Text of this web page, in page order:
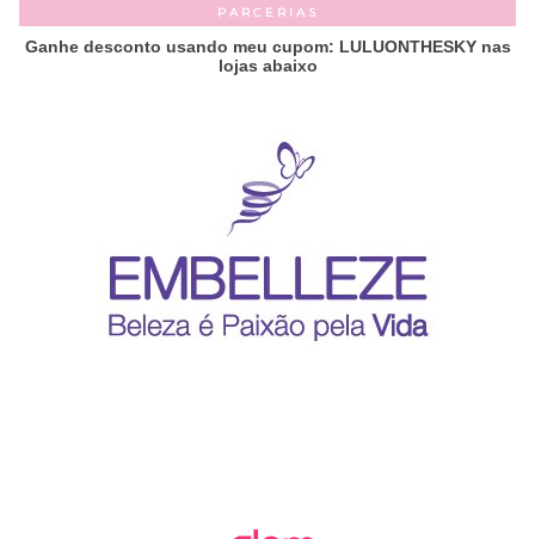
PARCERIAS
Ganhe desconto usando meu cupom: LULUONTHESKY nas
lojas abaixo